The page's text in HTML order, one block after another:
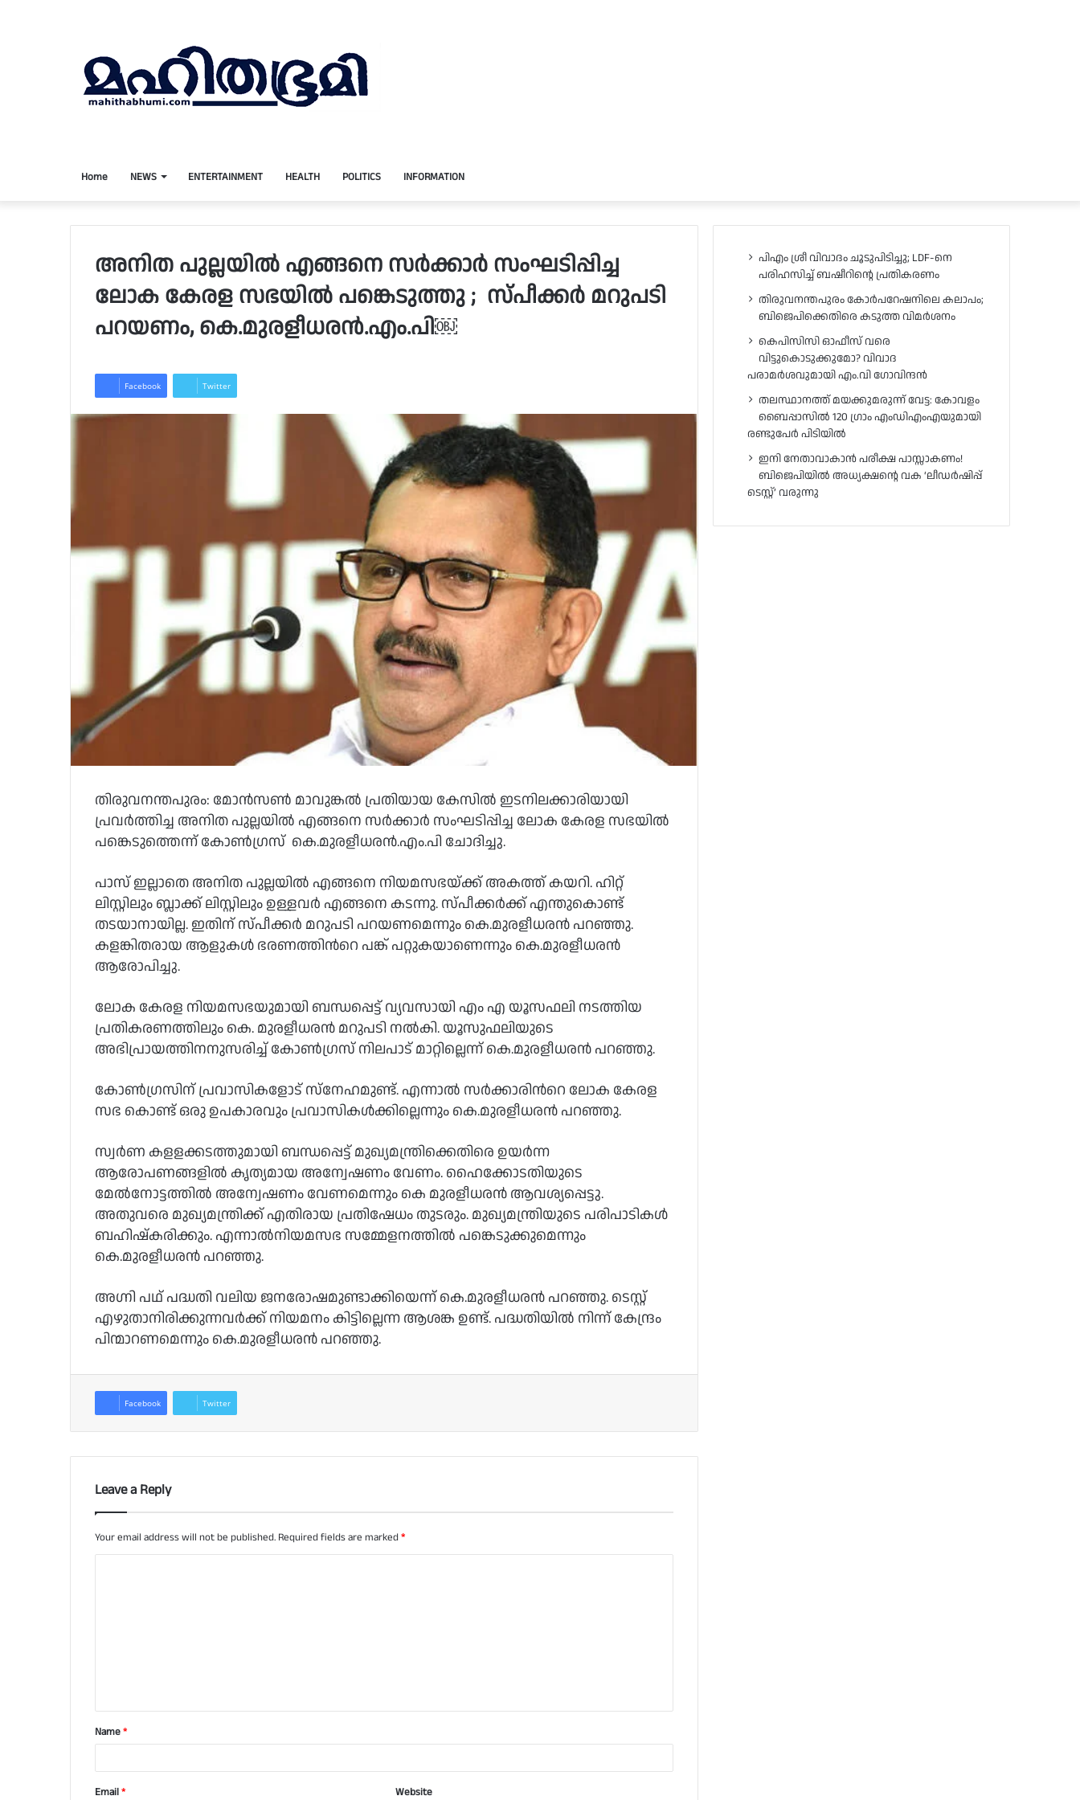
Home NEWS ENTERTAINMENT HEALTH POLITICS INFORMATION
അനിത പുല്ലയില്‍ എങ്ങനെ സര്‍ക്കാര്‍ സംഘടിപ്പിച്ച
ലോക കേരള സഭയില്‍ പങ്കെടുത്തു ; സ്പീക്കര്‍ മറുപടി
പറയണം, കെ.മുരളീധരന്‍.എം.പി￼
Facebook Twitter
തിരുവനന്തപുരം: മോന്‍സണ്‍ മാവുങ്കല്‍ പ്രതിയായ കേസില്‍ ഇടനിലക്കാരിയായി
പ്രവര്‍ത്തിച്ച അനിത പുല്ലയില്‍ എങ്ങനെ സര്‍ക്കാര്‍ സംഘടിപ്പിച്ച ലോക കേരള സഭയില്‍
പങ്കെടുത്തെന്ന് കോണ്‍ഗ്രസ് കെ.മുരളീധരന്‍.എം.പി ചോദിച്ചു.
പാസ് ഇല്ലാതെ അനിത പുല്ലയില്‍ എങ്ങനെ നിയമസഭയ്ക്ക് അകത്ത് കയറി. ഹിറ്റ്
ലിസ്റ്റിലും ബ്ലാക്ക് ലിസ്റ്റിലും ഉള്ളവര്‍ എങ്ങനെ കടന്നു. സ്പീക്കര്‍ക്ക് എന്തുകൊണ്ട്
തടയാനായില്ല. ഇതിന് സ്പീക്കര്‍ മറുപടി പറയണമെന്നും കെ.മുരളീധരന്‍ പറഞ്ഞു.
കളങ്കിതരായ ആളുകള്‍ ഭരണത്തിന്‍റെ പങ്ക് പറ്റുകയാണെന്നും കെ.മുരളീധരന്‍
ആരോപിച്ചു.
ലോക കേരള നിയമസഭയുമായി ബന്ധപ്പെട്ട് വ്യവസായി എം എ യൂസഫലി നടത്തിയ
പ്രതികരണത്തിലും കെ. മുരളീധരന്‍ മറുപടി നല്‍കി. യൂസുഫലിയുടെ
അഭിപ്രായത്തിനനുസരിച്ച്‌ കോണ്‍ഗ്രസ് നിലപാട് മാറ്റില്ലെന്ന് കെ.മുരളീധരന്‍ പറഞ്ഞു.
കോണ്‍ഗ്രസിന് പ്രവാസികളോട് സ്നേഹമുണ്ട്. എന്നാല്‍ സര്‍ക്കാരിന്‍റെ ലോക കേരള
സഭ കൊണ്ട് ഒരു ഉപകാരവും പ്രവാസികള്‍ക്കില്ലെന്നും കെ.മുരളീധരന്‍ പറഞ്ഞു.
സ്വര്‍ണ കളളക്കടത്തുമായി ബന്ധപ്പെട്ട് മുഖ്യമന്ത്രിക്കെതിരെ ഉയര്‍ന്ന
ആരോപണങ്ങളില്‍ കൃത്യമായ അന്വേഷണം വേണം. ഹൈക്കോടതിയുടെ
മേല്‍നോട്ടത്തില്‍ അന്വേഷണം വേണമെന്നും കെ മുരളീധരന്‍ ആവശ്യപ്പെട്ടു.
അതുവരെ മുഖ്യമന്ത്രിക്ക് എതിരായ പ്രതിഷേധം തുടരും. മുഖ്യമന്ത്രിയുടെ പരിപാടികള്‍
ബഹിഷ്കരിക്കും. എന്നാല്‍നിയമസഭ സമ്മേളനത്തില്‍ പങ്കെടുക്കുമെന്നും
കെ.മുരളീധരന്‍ പറഞ്ഞു.
അഗ്നി പഥ് പദ്ധതി വലിയ ജനരോഷമുണ്ടാക്കിയെന്ന് കെ.മുരളീധരന്‍ പറഞ്ഞു. ടെസ്റ്റ്
എഴുതാനിരിക്കുന്നവര്‍ക്ക് നിയമനം കിട്ടില്ലെന്ന ആശങ്ക ഉണ്ട്. പദ്ധതിയില്‍ നിന്ന് കേന്ദ്രം
പിന്മാറണമെന്നും കെ.മുരളീധരന്‍ പറഞ്ഞു.
Facebook Twitter
Leave a Reply
Your email address will not be published. Required fields are marked*
t
*Name*
Email* Website
പിഎം ശ്രീ വിവാദം ചൂടുപിടിച്ചു; LDF-നെ
പരിഹസിച്ച് ബഷീറിന്റെ പ്രതികരണം
തിരുവനന്തപുരം കോർപറേഷനിലെ കലാപം;
ബിജെപിക്കെതിരെ കടുത്ത വിമർശനം
കെപിസിസി ഓഫീസ് വരെ
വിട്ടുകൊടുക്കുമോ? വിവാദ
പരാമർശവുമായി എം.വി ഗോവിന്ദൻ
തലസ്ഥാനത്ത് മയക്കുമരുന്ന് വേട്ട: കോവളം
ബൈപ്പാസിൽ 120 ഗ്രാം എംഡിഎംഎയുമായി
രണ്ടുപേർ പിടിയിൽ
ഇനി നേതാവാകാൻ പരീക്ഷ പാസ്സാകണം!
ബിജെപിയിൽ അധ്യക്ഷന്റെ വക ‘ലീഡർഷിപ്പ്
ടെസ്റ്റ്’ വരുന്നു